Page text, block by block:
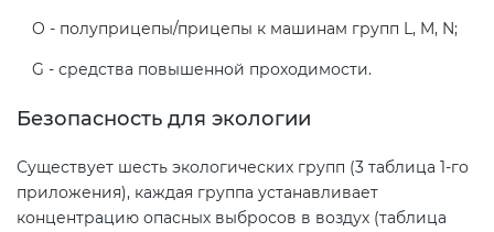
O - полуприцепы/прицепы к машинам групп L, M, N;
G - средства повышенной проходимости.
Безопасность для экологии
Существует шесть экологических групп (3 таблица 1-го
приложения), каждая группа устанавливает
концентрацию опасных выбросов в воздух (таблица